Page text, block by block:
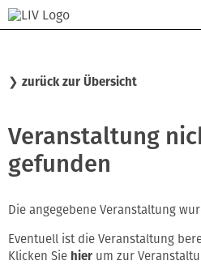
❯ zurück zur Übersicht
Veranstaltung
gefunden
Die angegebene Veranstaltung
Eventuell ist die Veranstaltung
Klicken Sie hier um zur